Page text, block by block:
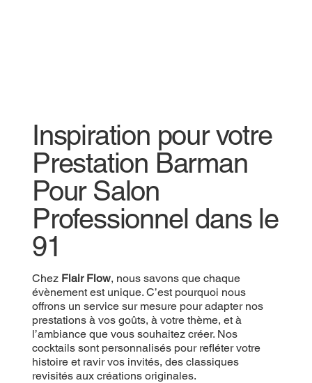
Inspiration pour votre
Prestation Barman
Pour Salon
Professionnel dans le
91
Chez Flair Flow, nous savons que chaque
évènement est unique. C’est pourquoi nous
offrons un service sur mesure pour adapter nos
prestations à vos goûts, à votre thème, et à
l’ambiance que vous souhaitez créer. Nos
cocktails sont personnalisés pour refléter votre
histoire et ravir vos invités, des classiques
revisités aux créations originales.